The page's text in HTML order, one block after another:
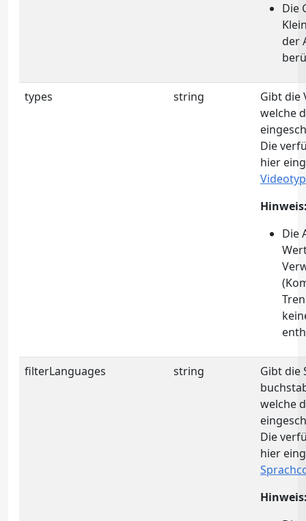
Die
der
types string
Gibt die
welche
Die
hier
Die
filterLanguages string
Gibt die
welche
Die
hier